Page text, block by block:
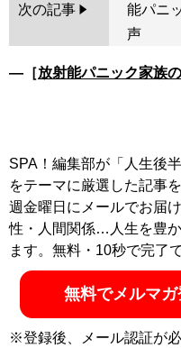
次の記事
能パニ
声
―［放射能パニック家族
SPA！編集部が「人生後
をテーマに厳選した記事
週金曜日にメールでお届
性・人間関係…人生を豊
ます。無料・10秒で完了で
無料でメルマ
※登録後、メール認証が